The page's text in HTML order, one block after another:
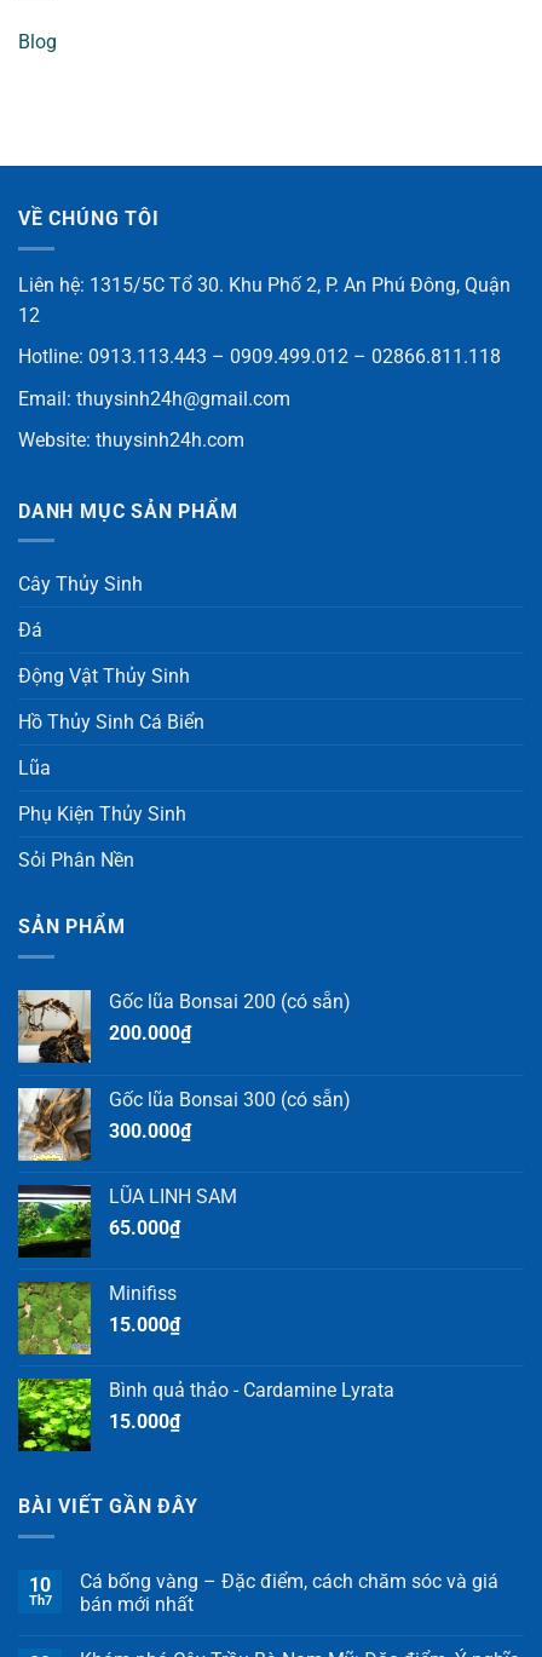
Blog
VỀ CHÚNG TÔI
Liên hệ: 1315/5C Tổ 30. Khu Phố 2, P. An Phú Đông, Quận
12
Hotline: 0913.113.443 – 0909.499.012 – 02866.811.118
Email: thuysinh24h@gmail.com
Website: thuysinh24h.com
DANH MỤC SẢN PHẨM
Cây Thủy Sinh
Đá
Động Vật Thủy Sinh
Hồ Thủy Sinh Cá Biển
Lũa
Phụ Kiện Thủy Sinh
Sỏi Phân Nền
SẢN PHẨM
Gốc lũa Bonsai 200 (có sẵn)
200.000₫
Gốc lũa Bonsai 300 (có sẵn)
300.000₫
LŨA LINH SAM
65.000₫
Minifiss
15.000₫
Bình quả thảo - Cardamine Lyrata
15.000₫
BÀI VIẾT GẦN ĐÂY
10
Th7
Cá bống vàng – Đặc điểm, cách chăm sóc và giá
bán mới nhất